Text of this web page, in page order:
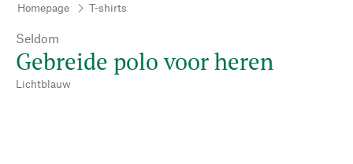
Homepage T-shirts
Seldom
Gebreide polo voor heren
Lichtblauw